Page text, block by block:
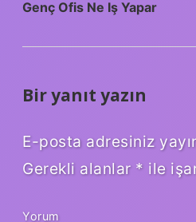
Genç Ofis Ne Iş Yapar
Bir yanıt yazın
E-posta adresiniz
Gerekli alanlar * ile
Yorum